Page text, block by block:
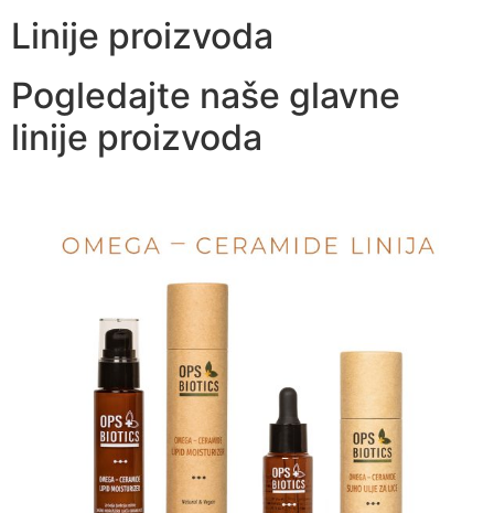
Linije proizvoda
Pogledajte naše glavne
linije proizvoda